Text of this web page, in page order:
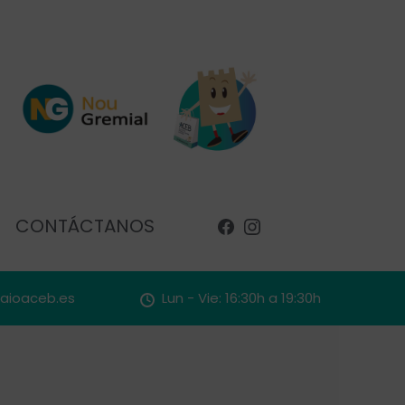
CONTÁCTANOS
Lun - Vie: 16:30h a 19:30h